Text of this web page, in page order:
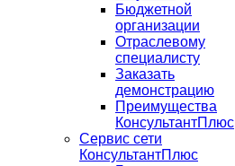
Бюджетной
организации
Отраслевому
специалисту
Заказать
демонстрацию
Преимущества
КонсультантПлюс
Сервис сети
КонсультантПлюс